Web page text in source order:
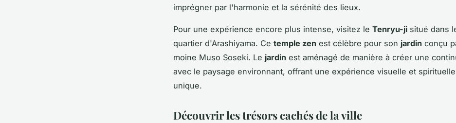
imprégner par l'harmonie et la sérénité des lieux.
Pour une expérience encore plus intense, visitez le Tenryu-ji situé dans
quartier d'Arashiyama. Ce temple zen est célèbre pour son jardin conçu
moine Muso Soseki. Le jardin est aménagé de manière à créer une
avec le paysage environnant, offrant une expérience visuelle et spirituelle
unique.
Découvrir les trésors cachés de la ville